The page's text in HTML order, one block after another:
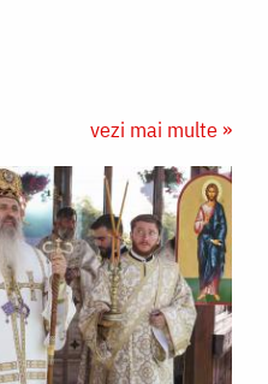
vezi mai multe »